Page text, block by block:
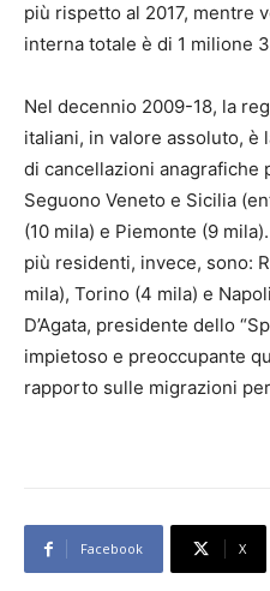
più rispetto al 2017, mentre
interna totale è di 1 milione
Nel decennio 2009-18, la
italiani, in valore assoluto, è
di cancellazioni anagrafiche
Seguono Veneto e Sicilia
(10 mila) e Piemonte (9
più residenti, invece, sono:
mila), Torino (4 mila) e
D’Agata, presidente dello
impietoso e preoccupante
rapporto sulle migrazioni per
Facebook X